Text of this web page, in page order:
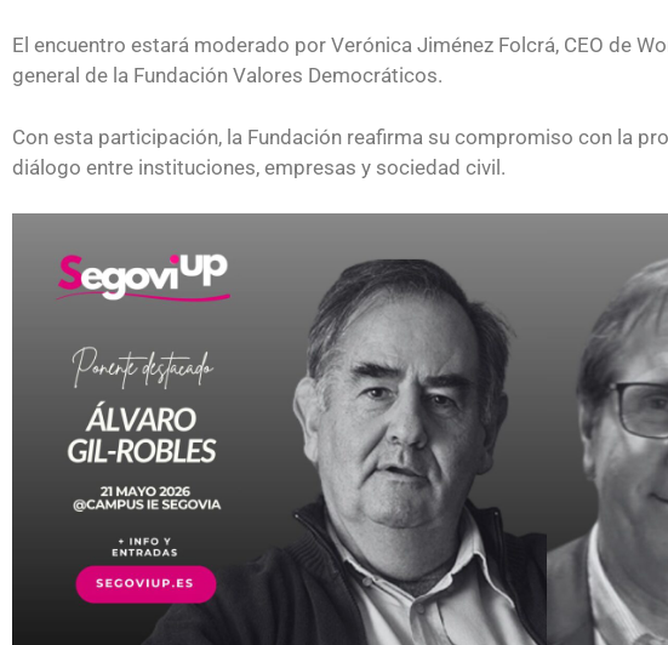
El encuentro estará moderado por Verónica Jiménez Folcrá, CEO de
general de la Fundación Valores Democráticos.
Con esta participación, la Fundación reafirma su compromiso con la
diálogo entre instituciones, empresas y sociedad civil.